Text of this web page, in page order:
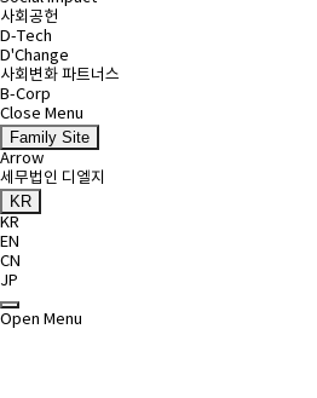
사회공헌
D-Tech
D'Change
사회변화 파트너스
B-Corp
Close Menu
Family Site
Arrow
세무법인 디엘지
KR
KR
EN
CN
JP
Open Menu